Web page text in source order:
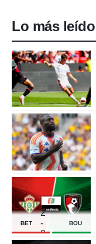
Lo más leído
BET
2
-
2
BOU